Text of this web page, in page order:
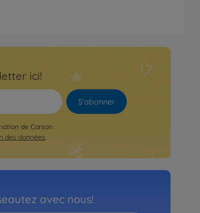
ici!
S'abonner
de Carson.
des données.
avec nous!